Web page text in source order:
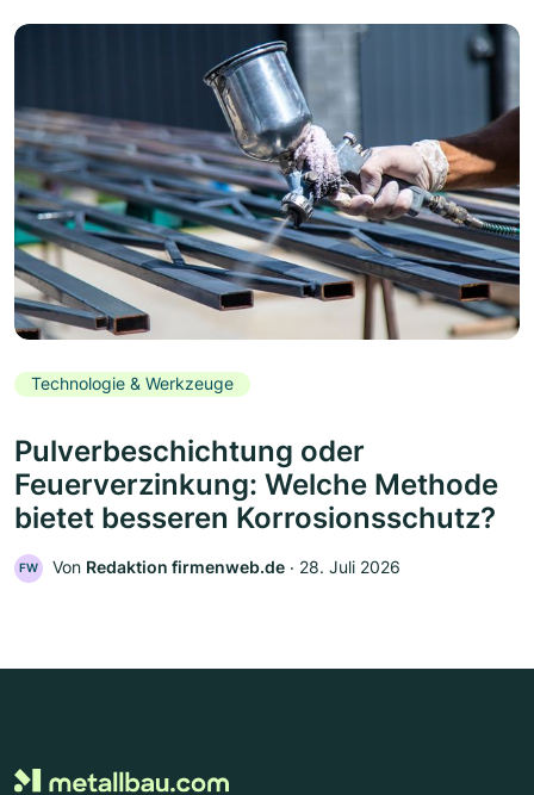
Technologie & Werkzeuge
Pulverbeschichtung oder
Feuerverzinkung: Welche Methode
bietet besseren Korrosionsschutz?
FW Von Redaktion firmenweb.de ‧ 28. Juli 2026